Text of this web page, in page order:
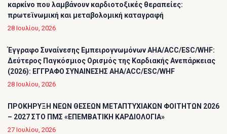
καρκίνο που λαμβάνουν καρδιοτοξικές θεραπείες:
πρωτεϊνωμική και μεταβολομική καταγραφή
28 Ιουλίου, 2026
Έγγραφο Συναίνεσης Εμπειρογνωμόνων AHA/ACC/ESC/WHF:
Δεύτερος Παγκόσμιος Ορισμός της Καρδιακής Ανεπάρκειας
(2026): ΕΓΓΡΑΦΟ ΣΥΝΑΙΝΕΣΗΣ AHA/ACC/ESC/WHF
28 Ιουλίου, 2026
ΠΡΟΚΗΡΥΞΗ ΝΕΩΝ ΘΕΣΕΩΝ ΜΕΤΑΠΤΥΧΙΑΚΩΝ ΦΟΙΤΗΤΩΝ 2026
– 2027 ΣΤΟ ΠΜΣ «ΕΠΕΜΒΑΤΙΚΗ ΚΑΡΔΙΟΛΟΓΙΑ»
27 Ιουλίου, 2026